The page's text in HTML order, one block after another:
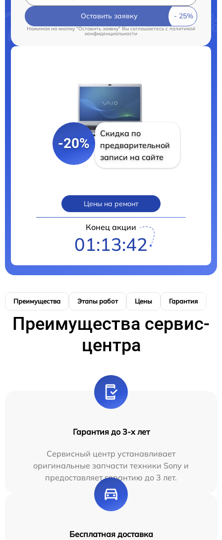
Оставить заявку
Нажимая на кнопку "Оставить заявку" Вы соглашаетесь c политикой
конфиденциальности
-20%
Скидка по
предварительной
записи на сайте
Цены на ремонт
Конец акции
01:13:41
Преимущества Этапы работ Цены Гарантия
Преимущества сервис-
центра
Гарантия до 3-х лет
Сервисный центр устанавливает
оригинальные запчасти техники Sony и
предоставляет гарантию до 3 лет.
Бесплатная доставка